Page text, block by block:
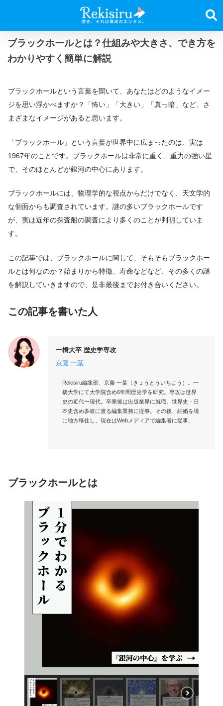
ブラックホールとは？仕組みや大きさ、でき方を
わかりやすく簡単に解説
ブラックホールという言葉を聞いて、あなたはどのようなイメー
ジを思い浮かべますか？「怖い」「大きい」「真っ暗」など、さ
まざまなイメージがあると思います。
「ブラックホール」という言葉が世界中に広まったのは、実は
1967年のことです。ブラックホールは非常に重く、重力の強い星
で、そのほとんどが銀河の中心にあります。
ブラックホールには、物理学的な視点からだけでなく、天文学的
な側面からも調査されています。謎の多いブラックホールです
が、実は近年の探査船の調査により多くのことが判明していま
す。
この記事では、ブラックホールに関して、そもそもブラックホー
ルとは何なのか？始まりから特徴、寿命などなど、その多くの謎
を解説していきますので、是非最後までお付き合いください。
この記事を書いた人
一橋大卒 歴史学専攻
京藤 一葉
Rekisiru編集部、京藤 一葉（きょうとういちよう）。一
橋大学にて大学院含め6年間歴史学を研究。専攻は世界
史の近代〜現代。卒業後は出版業界に就職。世界史・日
本史含め多岐に渡る編集業務に従事。その後、結婚を境
に地方移住し、現在はWebメディアで編集者に従事。
ブラックホールとは